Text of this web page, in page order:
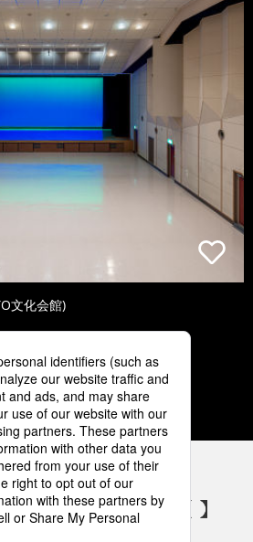
文化会館)
3 4 5
電気設備 SNSアカウント